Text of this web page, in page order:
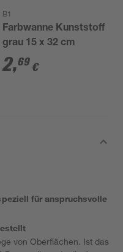
B1
Farbwanne Kunststoff
grau 15 x 32 cm
2,69 €
für anspruchsvolle
von Oberflächen. Ist das